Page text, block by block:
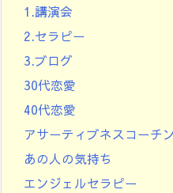
1.講演会
2.セラピー
3.ブログ
30代恋愛
40代恋愛
アサーティブネスコーチ
あの人の気持ち
エンジェルセラピー